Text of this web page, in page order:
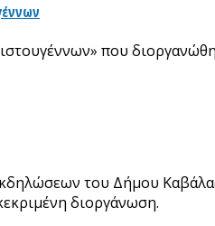
που
του Δήμου
διοργάνωση.